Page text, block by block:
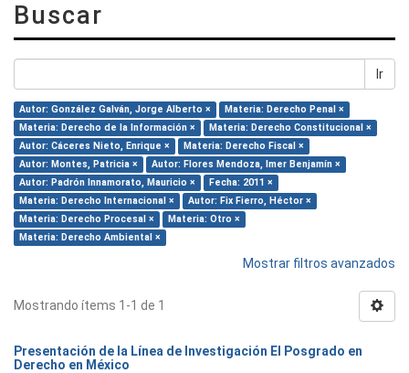
Buscar
Ir
Autor: González Galván, Jorge Alberto ×
Materia: Derecho Penal ×
Materia: Derecho de la Información ×
Materia: Derecho Constitucional ×
Autor: Cáceres Nieto, Enrique ×
Materia: Derecho Fiscal ×
Autor: Montes, Patricia ×
Autor: Flores Mendoza, Imer Benjamín ×
Autor: Padrón Innamorato, Mauricio ×
Fecha: 2011 ×
Materia: Derecho Internacional ×
Autor: Fix Fierro, Héctor ×
Materia: Derecho Procesal ×
Materia: Otro ×
Materia: Derecho Ambiental ×
Mostrar filtros avanzados
Mostrando ítems 1-1 de 1
Presentación de la Línea de Investigación El Posgrado en
Derecho en México